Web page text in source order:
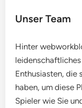
Unser Team
Hinter
Enthusiasten, die
haben, um diese
Spieler wie Sie